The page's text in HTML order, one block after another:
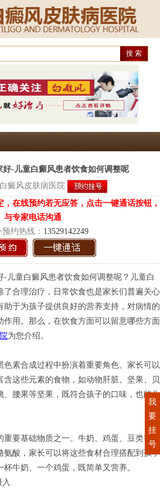
好-儿童白癜风患者饮食如何调整呢
癜风皮肤病医院
在线预约若无应答，点击一键通话按钮，
与专家电话沟通
约热线： 13529142249
童白癜风患者饮食如何调整呢？儿童白
了合理治疗，日常饮食也是家长们普遍关心
助于为孩子提供良好的营养支持，对病情的
作用。那么，在饮食方面可以留意哪些方面
为您介绍。
素合成过程中扮演着重要角色。家长可以
含这些元素的食物，如动物肝脏、坚果、贝
、腰果等坚果，既符合孩子的口味，也能为
基础物质之一。牛奶、鸡蛋、豆类等日
氨酸，家长可以将这些食材合理搭配到孩子
牛奶、一个鸡蛋，既简单又营养。
我
要
挂
号